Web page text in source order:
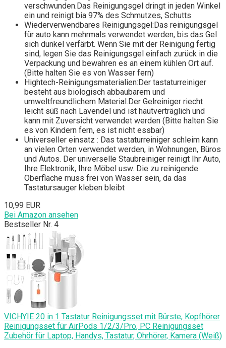
verschwunden.Das Reinigungsgel dringt in jeden Winkel
ein und reinigt bia 97% des Schmutzes, Schutts
Wiederverwendbares Reinigungsgel:Das reinigungsgel
für auto kann mehrmals verwendet werden, bis das Gel
sich dunkel verfärbt. Wenn Sie mit der Reinigung fertig
sind, legen Sie das Reinigungsgel einfach zurück in die
Verpackung und bewahren es an einem kühlen Ort auf.
(Bitte halten Sie es von Wasser fern)
Hightech-Reinigungsmaterialien:Der tastaturreiniger
besteht aus biologisch abbaubarem und
umweltfreundlichem Material.Der Gelreiniger riecht
leicht süß nach Lavendel und ist hautverträglich und
kann mit Zuversicht verwendet werden (Bitte halten Sie
es von Kindern fern, es ist nicht essbar)
Universeller einsatz : Das tastaturreiniger schleim kann
an vielen Orten verwendet werden, in Wohnungen, Büros
und Autos. Der universelle Staubreiniger reinigt Ihr Auto,
Ihre Elektronik, Ihre Möbel usw. Die zu reinigende
Oberfläche muss frei von Wasser sein, da das
Tastatursauger kleben bleibt
10,99 EUR
Bei Amazon ansehen
Bestseller Nr. 4
VICHYIE 20 in 1 Tastatur Reinigungsset mit Bürste, Kopfhörer
Reinigungsset für AirPods 1/2/3/Pro, PC Reinigungsset
Zubehör für Laptop, Handys, Tastatur, Ohrhörer, Kamera (Weiß)